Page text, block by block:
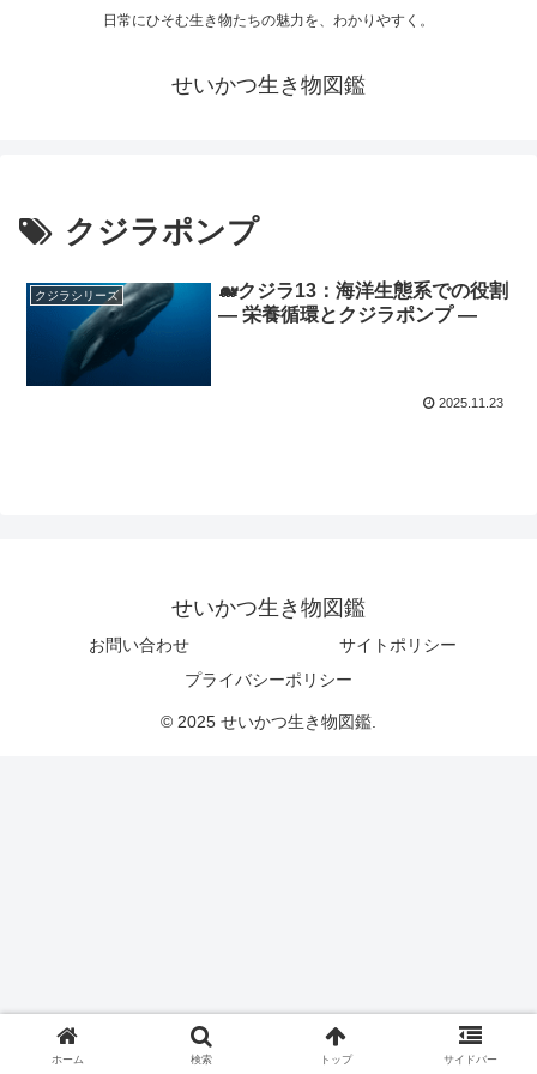
日常にひそむ生き物たちの魅力を、わかりやすく。
せいかつ生き物図鑑
クジラポンプ
クジラシリーズ
🐋クジラ13：海洋生態系での役割
― 栄養循環とクジラポンプ ―
2025.11.23
せいかつ生き物図鑑
お問い合わせ
サイトポリシー
プライバシーポリシー
© 2025 せいかつ生き物図鑑.
ホーム 検索 トップ サイドバー